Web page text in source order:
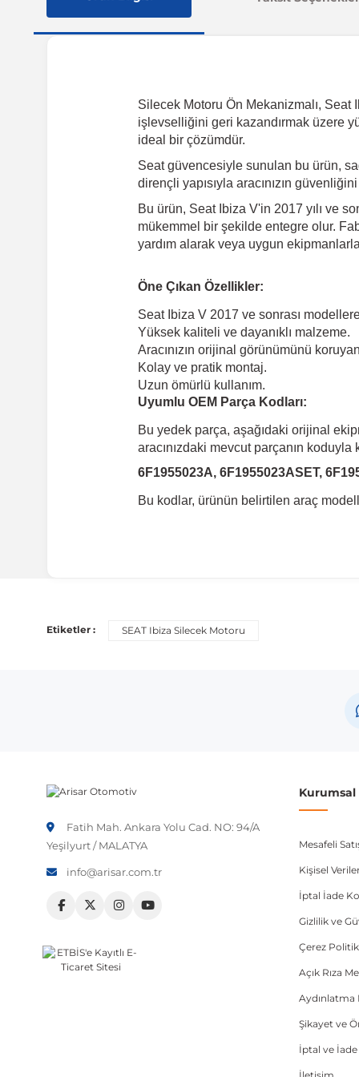
Silecek Motoru Ön Mekanizmalı, Seat
işlevselliğini geri kazandırmak üzere
ideal bir çözümdür.
Seat güvencesiyle sunulan bu ürün,
dirençli yapısıyla aracınızın
Bu ürün, Seat Ibiza V'in 2017 yılı ve
mükemmel bir şekilde entegre olur.
yardım alarak veya uygun
Öne Çıkan Özellikler:
Seat Ibiza V 2017 ve sonrası
Yüksek kaliteli ve dayanıklı malzeme.
Aracınızın orijinal görünümünü
Kolay ve pratik montaj.
Uzun ömürlü kullanım.
Uyumlu OEM Parça Kodları:
Bu yedek parça, aşağıdaki orijinal
aracınızdaki mevcut parçanın koduyla
6F1955023A, 6F1955023ASET,
Bu kodlar, ürünün belirtilen araç
Araç üreticileri aynı model yılı içerisinde farklı
Etiketler : SEAT Ibiza Silecek Motoru
Fatih Mah. Ankara Yolu Cad. NO: 94/A
Yeşilyurt / MALATYA
info@arisar.com.tr
Mesafeli
Kişisel
İptal İade
Gizlilik ve
Çerez
Açık Rıza
Aydınlatma
Şikayet ve
İptal ve